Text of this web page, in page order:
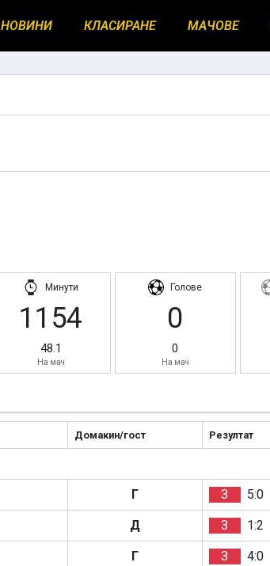
НОВИНИ КЛАСИРАНЕ МАЧОВЕ
Минути
1154
48.1
На мач
Голове
0
0
На мач
Домакин/гост Резултат
Г З 5:0
Д З 1:2
Г З 4:0